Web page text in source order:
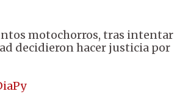
motochorros, tras intentar
decidieron hacer justicia por